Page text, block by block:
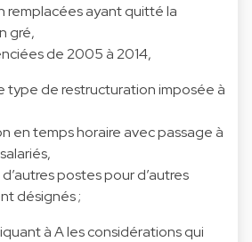
remplacées ayant quitté la
gré,
de 2005 à 2014,
type de restructuration imposée à
en temps horaire avec passage à
postes pour d’autres
désignés ;
à A les considérations qui